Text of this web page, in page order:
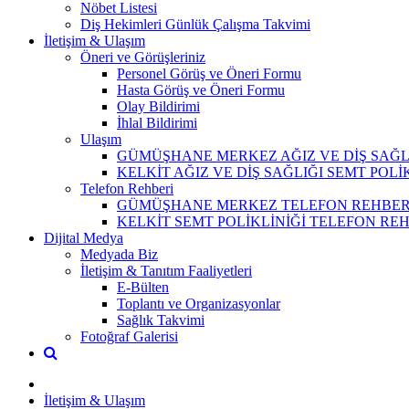
Nöbet Listesi
Diş Hekimleri Günlük Çalışma Takvimi
İletişim & Ulaşım
Öneri ve Görüşleriniz
Personel Görüş ve Öneri Formu
Hasta Görüş ve Öneri Formu
Olay Bildirimi
İhlal Bildirimi
Ulaşım
GÜMÜŞHANE MERKEZ AĞIZ VE DİŞ
KELKİT AĞIZ VE DİŞ SAĞLIĞI SEMT
Telefon Rehberi
GÜMÜŞHANE MERKEZ TELEFON
KELKİT SEMT POLİKLİNİĞİ TELEFON
Dijital Medya
Medyada Biz
İletişim & Tanıtım Faaliyetleri
E-Bülten
Toplantı ve Organizasyonlar
Sağlık Takvimi
Fotoğraf Galerisi
İletişim & Ulaşım